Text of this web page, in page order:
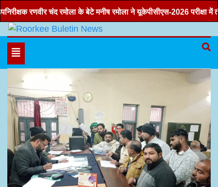
Skip
to
content
रणवीर चंद रमोला के बेटे मनीष रमोला ने यूकेपीसीएस-2026 परीक्षा में
Roorkee Buletin News
Hindi news, roorkee news, Uttarakhand news
Toggle
navigation